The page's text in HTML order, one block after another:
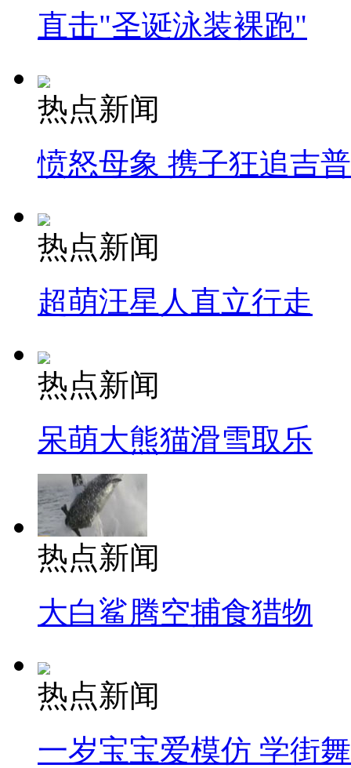
直击"圣诞泳装裸跑"
热点新闻
愤怒母象 携子狂追吉
热点新闻
超萌汪星人直立行走
热点新闻
呆萌大熊猫滑雪取乐
热点新闻
大白鲨腾空捕食猎物
热点新闻
一岁宝宝爱模仿 学街